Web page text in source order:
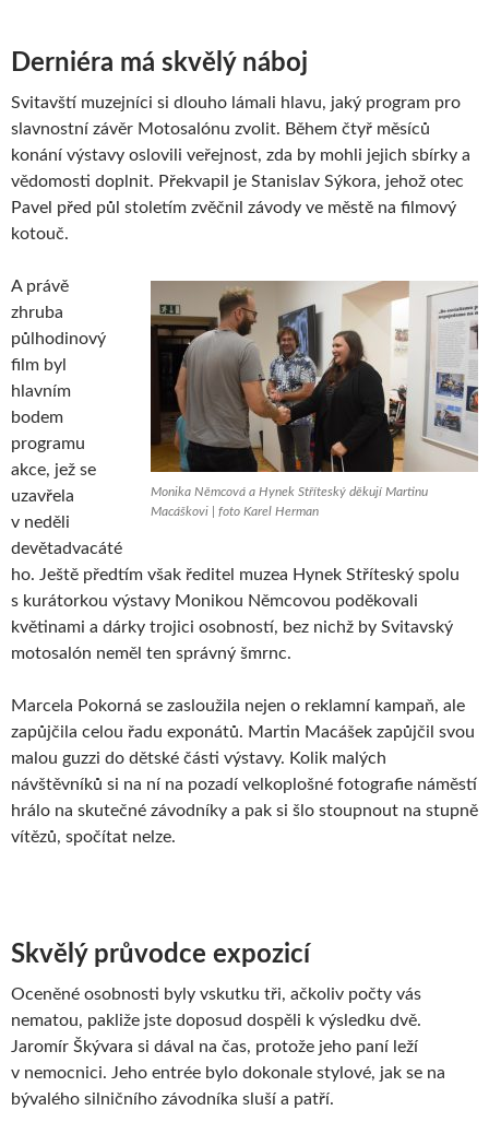
Derniéra má skvělý náboj
Svitavští muzejníci si dlouho lámali hlavu, jaký program pro
slavnostní závěr Motosalónu zvolit. Během čtyř měsíců
konání výstavy oslovili veřejnost, zda by mohli jejich sbírky a
vědomosti doplnit. Překvapil je Stanislav Sýkora, jehož otec
Pavel před půl stoletím zvěčnil závody ve městě na filmový
kotouč.
Monika Němcová a Hynek Stříteský děkují Martinu
Macáškovi | foto Karel Herman
A právě
zhruba
půlhodinový
film byl
hlavním
bodem
programu
akce, jež se
uzavřela
v neděli
devětadvacáté
ho. Ještě předtím však ředitel muzea Hynek Stříteský spolu
s kurátorkou výstavy Monikou Němcovou poděkovali
květinami a dárky trojici osobností, bez nichž by Svitavský
motosalón neměl ten správný šmrnc.
Marcela Pokorná se zasloužila nejen o reklamní kampaň, ale
zapůjčila celou řadu exponátů. Martin Macášek zapůjčil svou
malou guzzi do dětské části výstavy. Kolik malých
návštěvníků si na ní na pozadí velkoplošné fotografie náměstí
hrálo na skutečné závodníky a pak si šlo stoupnout na stupně
vítězů, spočítat nelze.
Skvělý průvodce expozicí
Oceněné osobnosti byly vskutku tři, ačkoliv počty vás
nematou, pakliže jste doposud dospěli k výsledku dvě.
Jaromír Škývara si dával na čas, protože jeho paní leží
v nemocnici. Jeho entrée bylo dokonale stylové, jak se na
bývalého silničního závodníka sluší a patří.